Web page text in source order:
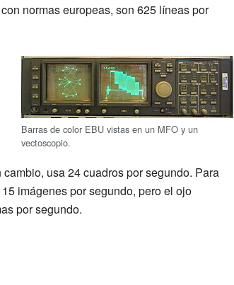
normas europeas, son 625 líneas por
Barras de color EBU vistas en un MFO y un
vectoscopio.
usa 24 cuadros por segundo. Para
imágenes por segundo, pero el ojo
por segundo.